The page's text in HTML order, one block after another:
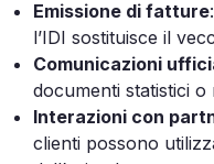
Emissione di fatture
l’IDI sostituisce il
Comunicazioni
documenti statistici
Interazioni con
clienti possono